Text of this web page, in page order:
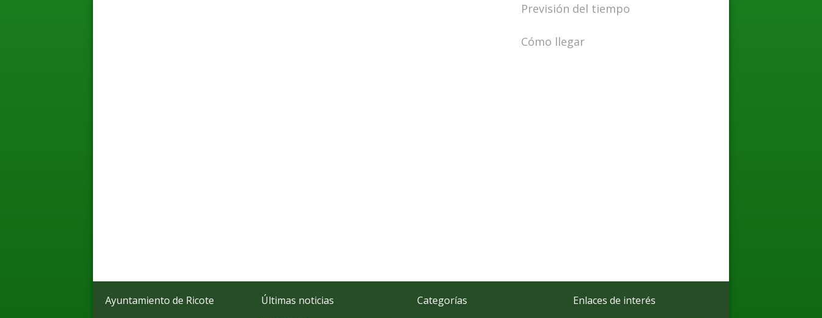
Previsión del tiempo
Cómo llegar
Ayuntamiento de Ricote Últimas noticias Categorías Enlaces de interés